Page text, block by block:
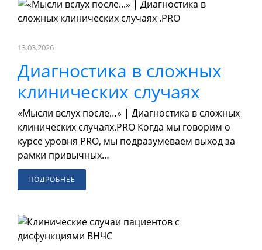
13.03.2026
Диагностика в сложных
клинических случаях
«Мысли вслух после…» | Диагностика в сложных
клинических случаях.PRO Когда мы говорим о
курсе уровня PRO, мы подразумеваем выход за
рамки привычных…
ПОДРОБНЕЕ